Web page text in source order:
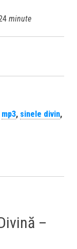
minute
mp3, sinele divin,
–